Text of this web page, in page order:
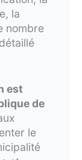
la
nombre
est
de
le